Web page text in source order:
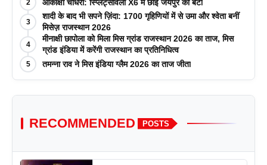
2 आकांक्षा चौधरी: स्प्लिट्सविला X6 में छाईं जयपुर की बेटी
3
शादी के बाद भी सपने ज़िंदा: 1700 गृहिणियों में से उमा और श्वेता बनीं
मिसेज़ राजस्थान 2026
4
मीनाक्षी छापोला को मिला मिस ग्रांड राजस्थान 2026 का ताज, मिस
ग्रांड इंडिया में करेंगी राजस्थान का प्रतिनिधित्व
5 तमन्ना राव ने मिस इंडिया ग्लैम 2026 का ताज जीता
RECOMMENDED POSTS